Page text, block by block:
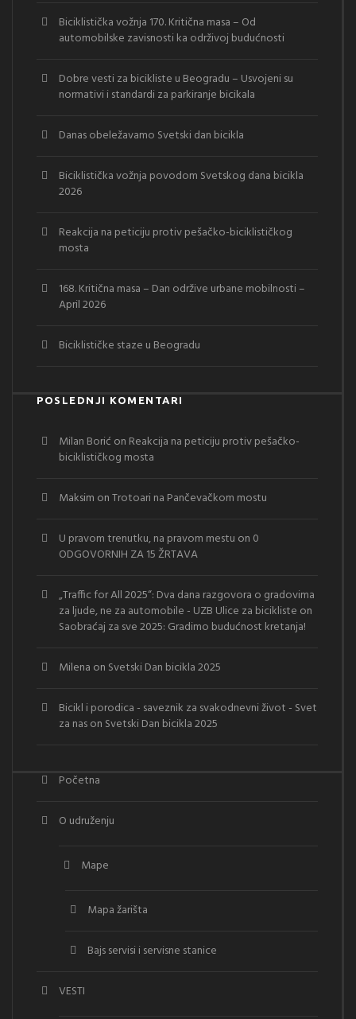
Biciklistička vožnja 170. Kritična masa – Od
automobilske zavisnosti ka održivoj budućnosti
Dobre vesti za bicikliste u Beogradu – Usvojeni su
normativi i standardi za parkiranje bicikala
Danas obeležavamo Svetski dan bicikla
Biciklistička vožnja povodom Svetskog dana bicikla
2026
Reakcija na peticiju protiv pešačko-biciklističkog
mosta
168. Kritična masa – Dan održive urbane mobilnosti –
April 2026
Biciklističke staze u Beogradu
POSLEDNJI KOMENTARI
Milan Borić on Reakcija na peticiju protiv pešačko-
biciklističkog mosta
Maksim onTrotoari na Pančevačkom mostu
U pravom trenutku, na pravom mestu on 0
ODGOVORNIH ZA 15 ŽRTAVA
„Traffic for All 2025“: Dva dana razgovora o gradovima
za ljude, ne za automobile - UZB Ulice za bicikliste on
Saobraćaj za sve 2025: Gradimo budućnost kretanja!
Milena on Svetski Dan bicikla 2025
Bicikl i porodica - saveznik za svakodnevni život - Svet
za nason Svetski Dan bicikla 2025
Početna
O udruženju
Mape
Mapa žarišta
Bajs servisi i servisne stanice
VESTI